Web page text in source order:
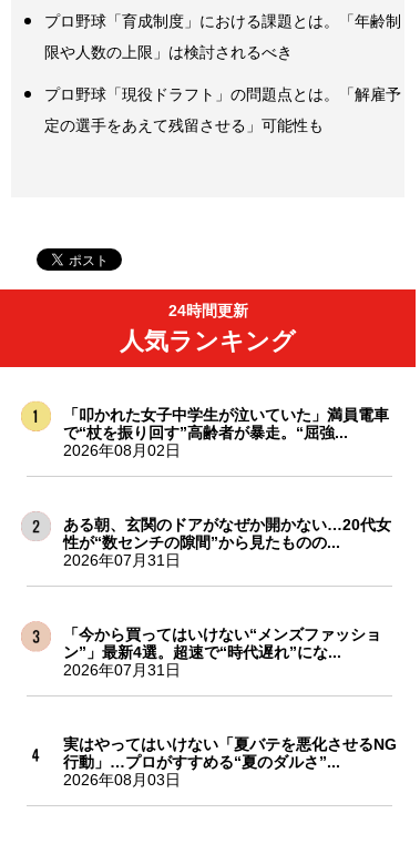
プロ野球「育成制度」における課題とは。「年齢制
限や人数の上限」は検討されるべき
プロ野球「現役ドラフト」の問題点とは。「解雇予
定の選手をあえて残留させる」可能性も
24時間更新
人気ランキング
「叩かれた女子中学生が泣いていた」満員電車
で“杖を振り回す”高齢者が暴走。“屈強...
2026年08月02日
ある朝、玄関のドアがなぜか開かない…20代女
性が“数センチの隙間”から見たものの...
2026年07月31日
「今から買ってはいけない“メンズファッショ
ン”」最新4選。超速で“時代遅れ”にな...
2026年07月31日
実はやってはいけない「夏バテを悪化させるNG
行動」…プロがすすめる“夏のダルさ”...
2026年08月03日